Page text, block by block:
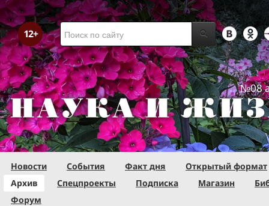
№08
Новости События Факт дня
Открытый формат
Архив
Спецпроекты Подписка Магазин
Форум